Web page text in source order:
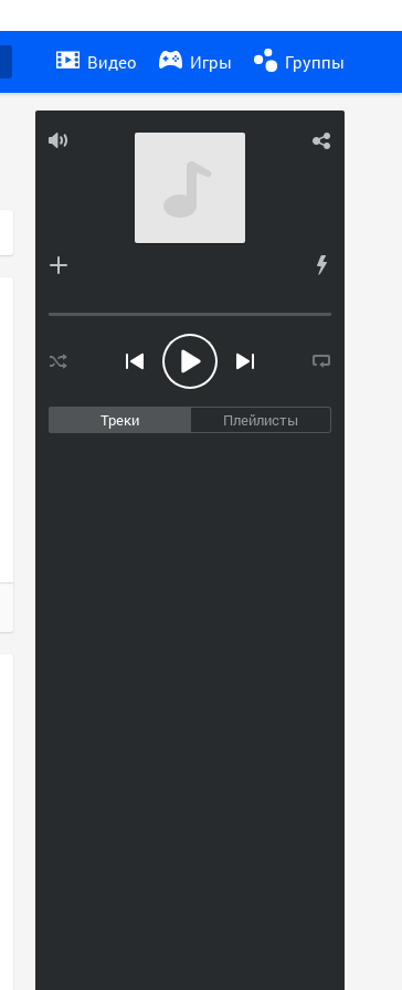
Видео Игры Группы
Треки Плейлисты